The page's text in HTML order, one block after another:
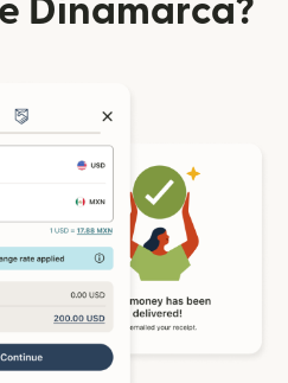
Dinamarca?